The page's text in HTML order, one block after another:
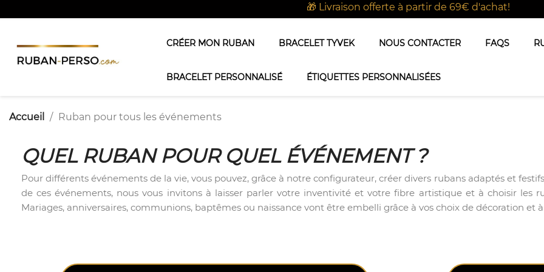
🎁 Livraison offerte à partir de 69€ d'achat!
CRÉER MON RUBAN BRACELET TYVEK NOUS CONTACTER FAQS
BRACELET PERSONNALISÉ ÉTIQUETTES PERSONNALISÉES
Accueil Ruban pour tous les événements
QUEL RUBAN POUR QUEL ÉVÉNEMENT ?
Pour différents événements de la vie, vous pouvez, grâce à notre configurateur, créer divers rubans adaptés et
de ces événements, nous vous invitons à laisser parler votre inventivité et votre fibre artistique et à choisir les
Mariages, anniversaires, communions, baptêmes ou naissance vont être embelli grâce à vos choix de décoration et